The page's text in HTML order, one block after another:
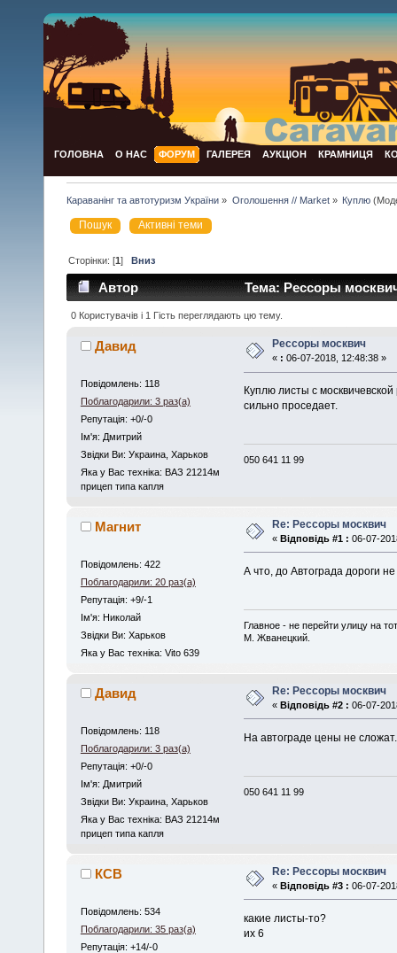
ГОЛОВНА О НАС ФОРУМ ГАЛЕРЕЯ АУКЦІОН КРАМНИЦЯ
Караванінг та автотуризм України » Оголошення // Market» Куплю
Пошук Активні теми
Сторінки: [1]Вниз
Автор Тема: Рессоры
0 Користувачів і 1 Гість переглядають цю тему.
Давид
Повідомлень: 118
Поблагодарили: 3 раз(а)
Репутація: +0/-0
Iм'я: Дмитрий
Звідки Ви: Украина, Харьков
Яка у Вас техніка: ВАЗ 21214м
прицеп типа капля
Рессоры москвич
« : 06-07-2018, 12:48:38 »
Куплю листы с
сильно проседает.
050 641 11 99
Магнит
Повідомлень: 422
Поблагодарили: 20 раз(а)
Репутація: +9/-1
Iм'я: Николай
Звідки Ви: Харьков
Яка у Вас техніка: Vito 639
Re: Рессоры москвич
« Відповідь #1 : 06-07-
А что, до Автограда дороги
Главное - не перейти улицу на
М. Жванецкий.
Давид
Повідомлень: 118
Поблагодарили: 3 раз(а)
Репутація: +0/-0
Iм'я: Дмитрий
Звідки Ви: Украина, Харьков
Яка у Вас техніка: ВАЗ 21214м
прицеп типа капля
Re: Рессоры москвич
« Відповідь #2 : 06-07-
На автограде цены не сложат.
050 641 11 99
КСВ
Повідомлень: 534
Поблагодарили: 35 раз(а)
Репутація: +14/-0
Re: Рессоры москвич
« Відповідь #3 : 06-07-
какие листы-то?
их 6